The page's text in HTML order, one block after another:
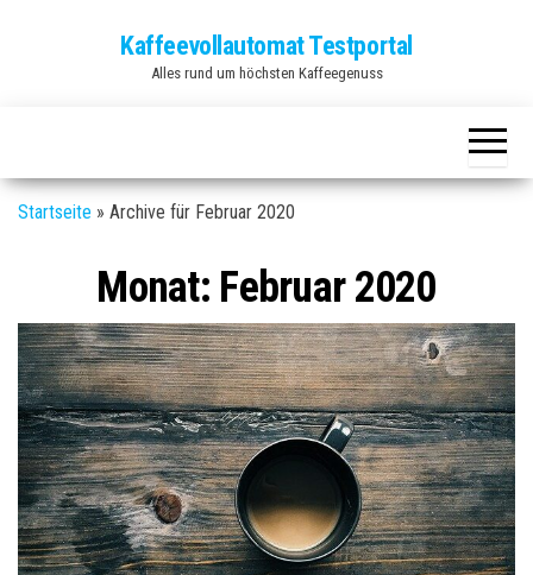
Kaffeevollautomat Testportal
Alles rund um höchsten Kaffeegenuss
Startseite » Archive für Februar 2020
Monat: Februar 2020